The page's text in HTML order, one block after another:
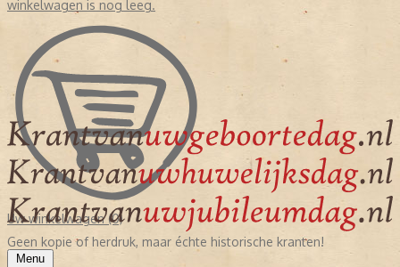
winkelwagen is nog leeg.
Uw winkelwagen (0)
Geen kopie of herdruk, maar échte historische kranten!
Menu